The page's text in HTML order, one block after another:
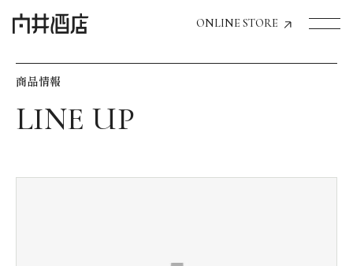
ONLINE STORE
飲食店経営のお客様
商品情報